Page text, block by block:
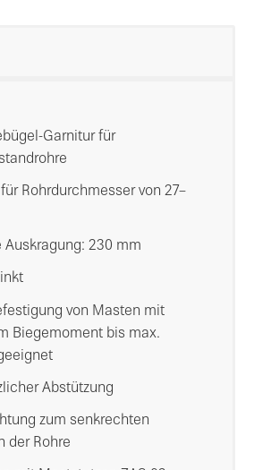
Garnitur für
Rohrdurchmesser von 27–
Auskragung: 230 mm
von Masten mit
Biegemoment bis max.
Abstützung
zum senkrechten
der Rohre